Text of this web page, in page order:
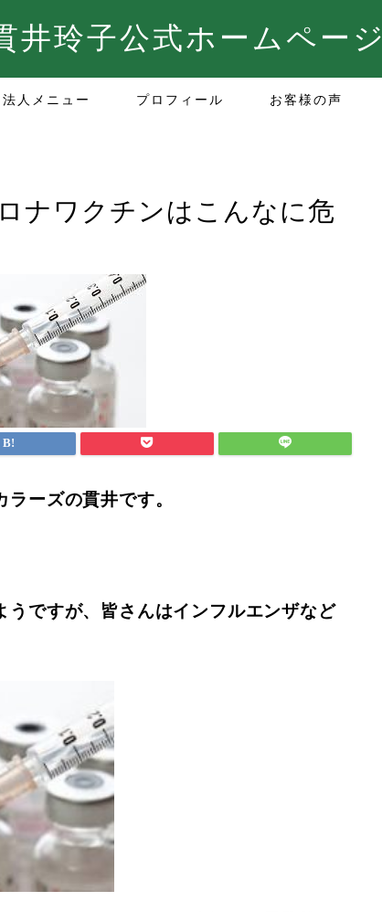
井玲子公式ホームページ
法人メニュー プロフィール お客様の声
ナワクチンはこんなに危
ーズの貫井です。
ですが、 皆さんはインフルエンザなど